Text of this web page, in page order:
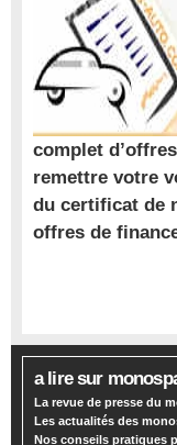
complet
remettre votre
du certificat de
offres de
a lire sur
La revue de presse du
Les actualités des
Nos conseils pratiques